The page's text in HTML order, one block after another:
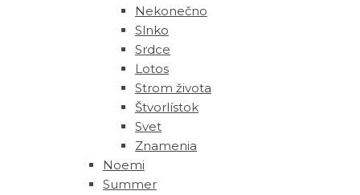
Nekonečno
Slnko
Srdce
Lotos
Strom života
Štvorlístok
Svet
Znamenia
Noemi
Summer